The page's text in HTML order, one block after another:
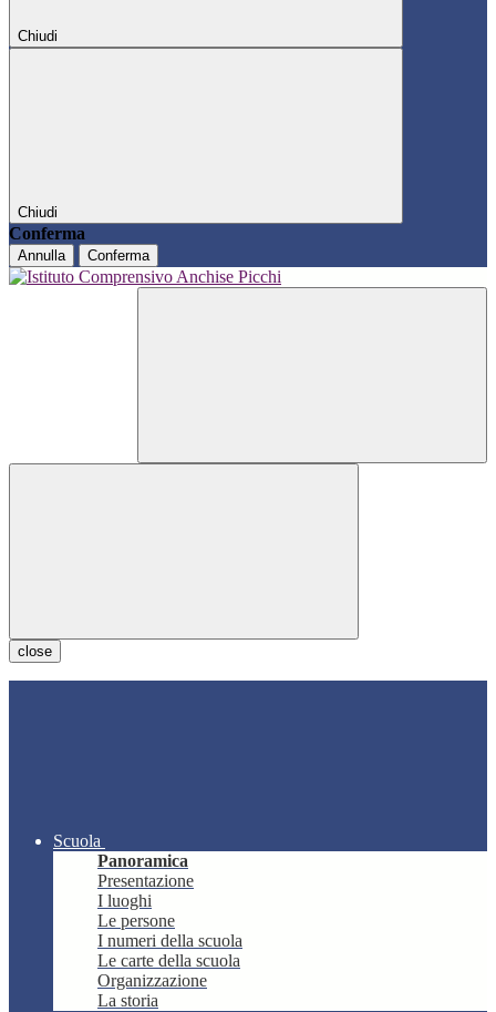
Chiudi
Chiudi
Conferma
Annulla Conferma
close
Scuola
Panoramica
Presentazione
I luoghi
Le persone
I numeri della scuola
Le carte della scuola
Organizzazione
La storia